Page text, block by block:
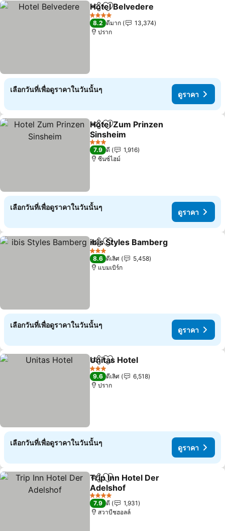
แชร์ เพิ่มในรายการโปรด
Hotel Belvedere
4 ดาว
8.2 ดีมาก
13,374
ปราก
เลือกวันที่เพื่อดูราคาในวันนั้นๆ
ดูราคา
แชร์ เพิ่มในรายการโปรด
Hotel Zum Prinzen
Sinsheim
3 ดาว
7.9 ดี
1,916
ซีนซ์ไฮม์
เลือกวันที่เพื่อดูราคาในวันนั้นๆ
ดูราคา
แชร์ เพิ่มในรายการโปรด
ibis Styles Bamberg
3 ดาว
8.6 ดีเลิศ
5,458
แบมเบิร์ก
เลือกวันที่เพื่อดูราคาในวันนั้นๆ
ดูราคา
แชร์ เพิ่มในรายการโปรด
Unitas Hotel
3 ดาว
9.6 ดีเลิศ
6,518
ปราก
เลือกวันที่เพื่อดูราคาในวันนั้นๆ
ดูราคา
แชร์ เพิ่มในรายการโปรด
Trip Inn Hotel Der
Adelshof
4 ดาว
7.9 ดี
1,931
สวาบีชฮอลล์